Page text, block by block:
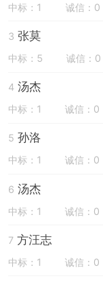
中标：1 诚信：0
3 张莫
中标：5 诚信：0
4 汤杰
中标：1 诚信：0
5 孙洛
中标：1 诚信：0
6 汤杰
中标：1 诚信：0
7 方汪志
中标：1 诚信：0